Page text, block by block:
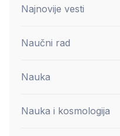
Najnovije vesti
Naučni rad
Nauka
Nauka i kosmologija